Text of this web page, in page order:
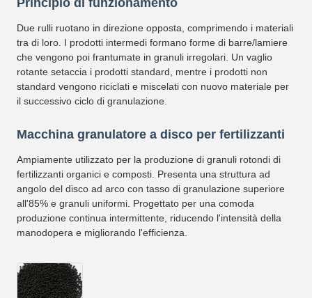
Principio di funzionamento
Due rulli ruotano in direzione opposta, comprimendo i materiali
tra di loro. I prodotti intermedi formano forme di barre/lamiere
che vengono poi frantumate in granuli irregolari. Un vaglio
rotante setaccia i prodotti standard, mentre i prodotti non
standard vengono riciclati e miscelati con nuovo materiale per
il successivo ciclo di granulazione.
Macchina granulatore a disco per fertilizzanti
Ampiamente utilizzato per la produzione di granuli rotondi di
fertilizzanti organici e composti. Presenta una struttura ad
angolo del disco ad arco con tasso di granulazione superiore
all'85% e granuli uniformi. Progettato per una comoda
produzione continua intermittente, riducendo l'intensità della
manodopera e migliorando l'efficienza.